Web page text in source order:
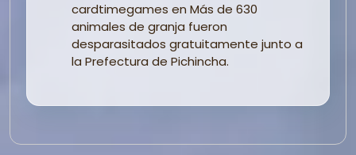
cardtimegames en Más de 630
animales de granja fueron
desparasitados gratuitamente junto a
la Prefectura de Pichincha.